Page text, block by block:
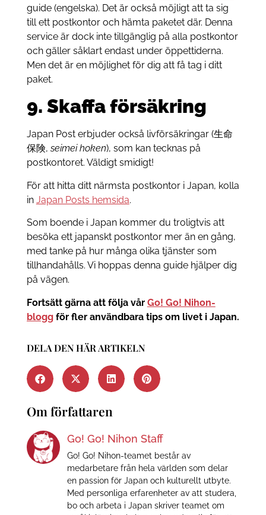
guide (engelska). Det är också möjligt att ta sig
till ett postkontor och hämta paketet där. Denna
service är dock inte tillgänglig på alla postkontor
och gäller såklart endast under öppettiderna.
Men det är en möjlighet för dig att få tag i ditt
paket.
9. Skaffa försäkring
Japan Post erbjuder också livförsäkringar (生命
保険,seimei hoken), som kan tecknas på
postkontoret. Väldigt smidigt!
För att hitta ditt närmsta postkontor i Japan, kolla
in Japan Posts hemsida.
Som boende i Japan kommer du troligtvis att
besöka ett japanskt postkontor mer än en gång,
med tanke på hur många olika tjänster som
tillhandahålls. Vi hoppas denna guide hjälper dig
på vägen.
Fortsätt gärna att följa vår Go! Go! Nihon-
bloggför fler användbara tips om livet i Japan.
DELA DEN HÄR ARTIKELN
Om författaren
Go! Go! Nihon Staff
Go! Go! Nihon-teamet består av
medarbetare från hela världen som delar
en passion för Japan och kulturellt utbyte.
Med personliga erfarenheter av att studera,
bo och arbeta i Japan skriver teamet om